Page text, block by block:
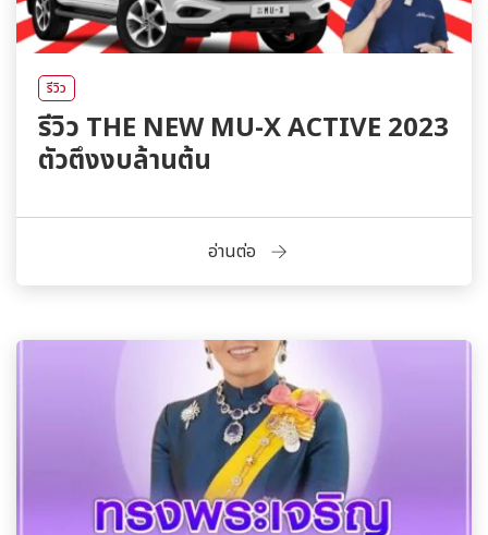
รีวิว
รีวิว THE NEW MU-X ACTIVE 2023
ตัวตึงงบล้านต้น
อ่านต่อ